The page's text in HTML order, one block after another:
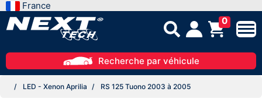
France
0
Recherche par véhicule
LED - Xenon Aprilia RS 125 Tuono 2003 à 2005